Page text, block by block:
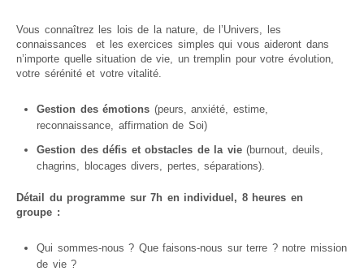
CONTACT
LIENS UTILES
Plan du site
Vous connaîtrez les lois de la nature, de l’Univers, les
connaissances et les exercices simples qui vous aideront dans
n’importe quelle situation de vie, un tremplin pour votre évolution,
votre sérénité et votre vitalité.
Gestion des émotions (peurs, anxiété, estime,
reconnaissance, affirmation de Soi)
Gestion des défis et obstacles de la vie (burnout, deuils,
chagrins, blocages divers, pertes, séparations).
Détail du programme sur 7h en individuel, 8 heures en
groupe :
Qui sommes-nous ? Que faisons-nous sur terre ? notre mission
de vie ?